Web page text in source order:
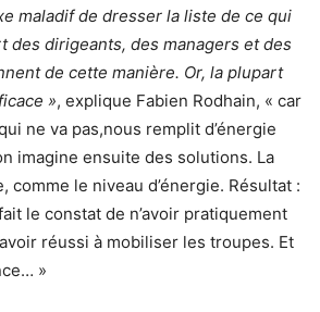
maladif de dresser la liste de ce qui
des dirigeants, des managers et des
de cette manière. Or, la plupart
», explique Fabien Rodhain, « car
ne va pas,nous remplit d’énergie
imagine ensuite des solutions. La
comme le niveau d’énergie. Résultat :
le constat de n’avoir pratiquement
réussi à mobiliser les troupes. Et
»